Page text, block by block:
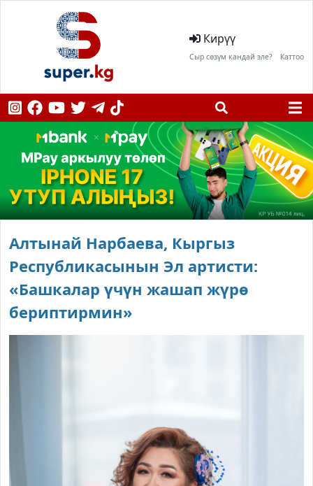
Кирүү
Сыр сөзүм кандай эле? Каттоо
Алтынай Нарбаева, Кыргыз
Республикасынын Эл артисти:
«Башкалар үчүн жашап жүрө
бериптирмин»